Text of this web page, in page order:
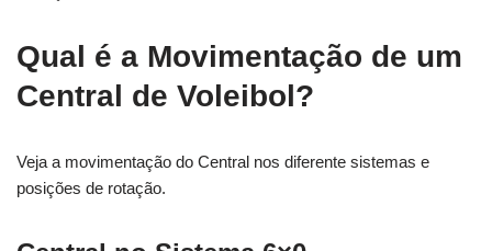
Qual é a Movimentação de um
Central de Voleibol?
Veja a movimentação do Central nos diferente sistemas e
posições de rotação.